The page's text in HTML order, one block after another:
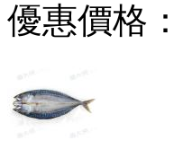
優惠價格：